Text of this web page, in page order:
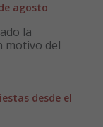
agosto
la
motivo del
desde el